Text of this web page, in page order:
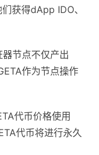
获得dApp IDO、
节点不仅产出
作为节点操作
代币价格使用
代币将进行永久